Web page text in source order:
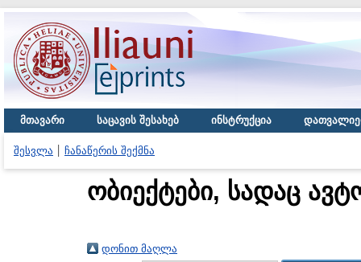
მთავარი საცავის შესახებ ინსტრუქცია
შესვლა ჩანაწერის შექმნა
ობიექტები, სადაც
დონით მაღლა